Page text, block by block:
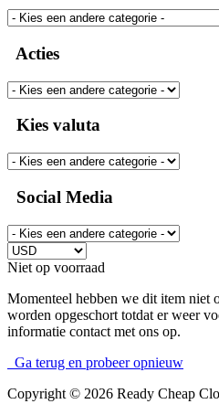
Acties
Kies valuta
Social Media
Niet op voorraad
Momenteel hebben we dit item niet
worden opgeschort totdat er weer
informatie contact met ons op.
Ga terug en probeer opnieuw
Copyright © 2026 Ready Cheap